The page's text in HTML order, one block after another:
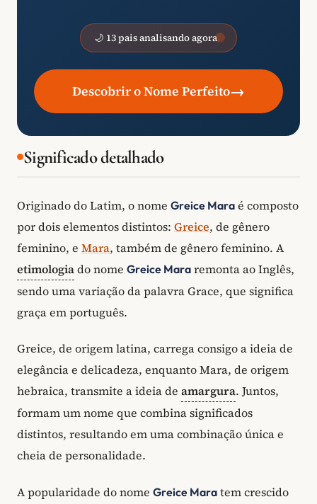
🌙 13 pais analisando agora
Descobrir o Nome Perfeito→
Significado detalhado
Originado do Latim, o nome Greice Mara é composto
por dois elementos distintos: Greice, de gênero
feminino, e Mara, também de gênero feminino. A
etimologiado nome Greice Mara remonta ao Inglês,
sendo uma variação da palavra Grace, que significa
graça em português.
Greice, de origem latina, carrega consigo a ideia de
elegância e delicadeza, enquanto Mara, de origem
hebraica, transmite a ideia de amargura. Juntos,
formam um nome que combina significados
distintos, resultando em uma combinação única e
cheia de personalidade.
A popularidade do nome Greice Mara tem crescido